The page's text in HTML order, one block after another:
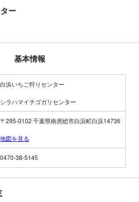
ー
基本情報
白浜いちご狩りセンター
シラハマイチゴガリセンター
〒295-0102 千葉県南房総市白浜町白浜14736
地図を見る
0470-38-5145